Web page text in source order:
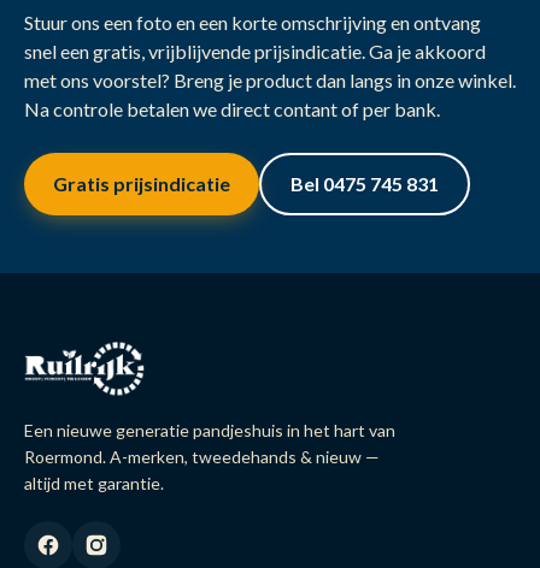
Stuur ons een foto en een korte omschrijving en ontvang
snel een gratis, vrijblijvende prijsindicatie. Ga je akkoord
met ons voorstel? Breng je product dan langs in onze winkel.
Na controle betalen we direct contant of per bank.
Gratis prijsindicatie Bel 0475 745 831
Een nieuwe generatie pandjeshuis in het hart van
Roermond. A-merken, tweedehands & nieuw —
altijd met garantie.